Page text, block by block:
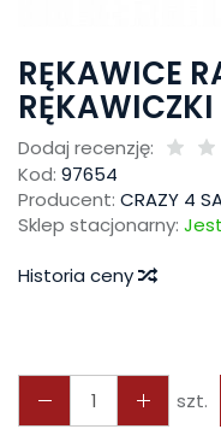
RĘKAWICE
RĘKAWICZKI
Dodaj recenzję:
Kod: 97654
Producent: CRAZY 4
Sklep stacjonarny:
Historia ceny
szt.